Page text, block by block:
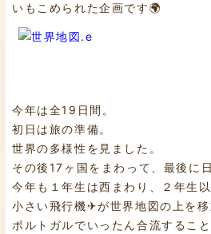
いもこめられた企画です🌍
今年は全19日間。
初日は旅の準備。
世界の多様性を見ました。
その後17ヶ国をまわって、最後に日
今年も１年生は西まわり、２年生
小さい飛行機✈が世界地図の上を
ポルトガルでいったん合流するこ